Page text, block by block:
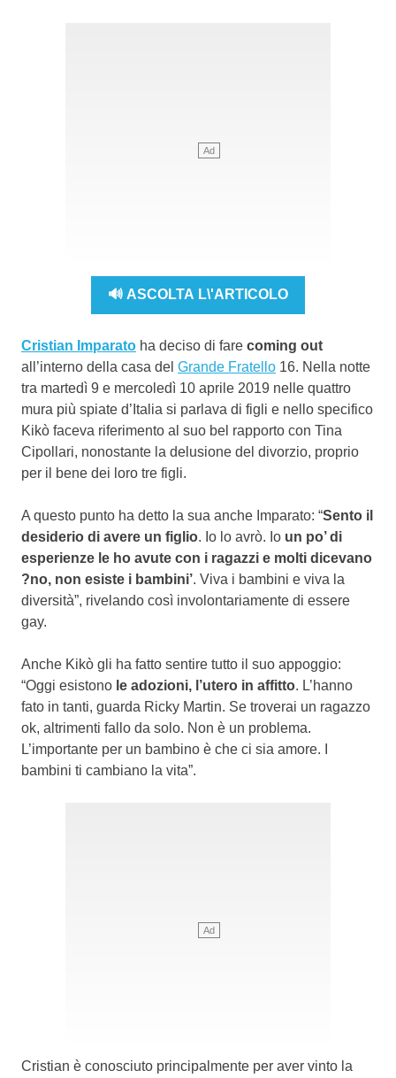
🔊 ASCOLTA L\'ARTICOLO
Cristian Imparato ha deciso di fare coming out
all’interno della casa del Grande Fratello 16. Nella notte
tra martedì 9 e mercoledì 10 aprile 2019 nelle quattro
mura più spiate d’Italia si parlava di figli e nello specifico
Kikò faceva riferimento al suo bel rapporto con Tina
Cipollari, nonostante la delusione del divorzio, proprio
per il bene dei loro tre figli.
A questo punto ha detto la sua anche Imparato: “Sento il
desiderio di avere un figlio. Io lo avrò. Io un po’ di
esperienze le ho avute con i ragazzi e molti dicevano
?no, non esiste i bambini’. Viva i bambini e viva la
diversità”, rivelando così involontariamente di essere
gay.
Anche Kikò gli ha fatto sentire tutto il suo appoggio:
“Oggi esistono le adozioni, l’utero in affitto. L’hanno
fato in tanti, guarda Ricky Martin. Se troverai un ragazzo
ok, altrimenti fallo da solo. Non è un problema.
L’importante per un bambino è che ci sia amore. I
bambini ti cambiano la vita”.
Cristian è conosciuto principalmente per aver vinto la